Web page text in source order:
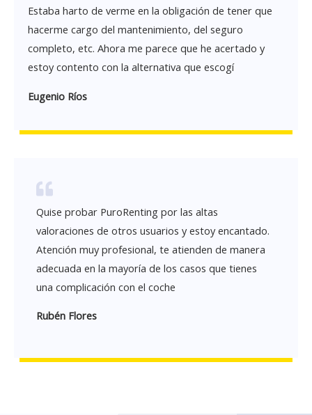
Estaba harto de verme en la obligación de tener que
hacerme cargo del mantenimiento, del seguro
completo, etc. Ahora me parece que he acertado y
estoy contento con la alternativa que escogí
Eugenio Ríos
Quise probar PuroRenting por las altas
valoraciones de otros usuarios y estoy encantado.
Atención muy profesional, te atienden de manera
adecuada en la mayoría de los casos que tienes
una complicación con el coche
Rubén Flores